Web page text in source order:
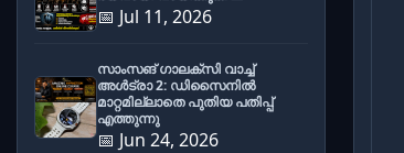
📅 Jul 11, 2026
സാംസങ് ഗാലക്സി വാച്ച്
അൾട്രാ 2: ഡിസൈനിൽ
മാറ്റമില്ലാതെ പുതിയ പതിപ്പ്
എത്തുന്നു
📅 Jun 24, 2026